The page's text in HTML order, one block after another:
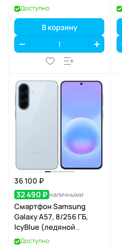
Доступно
В корзину
36 100 ₽
32 490 ₽ наличными
Смартфон Samsung
Galaxy A57, 8/256 ГБ,
IcyBlue (ледяной
голубой)
Доступно